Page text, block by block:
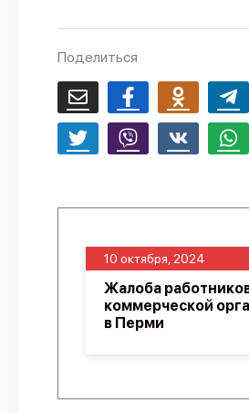
Поделиться
10 октября, 2024
Жалоба
коммерческой
в Перми